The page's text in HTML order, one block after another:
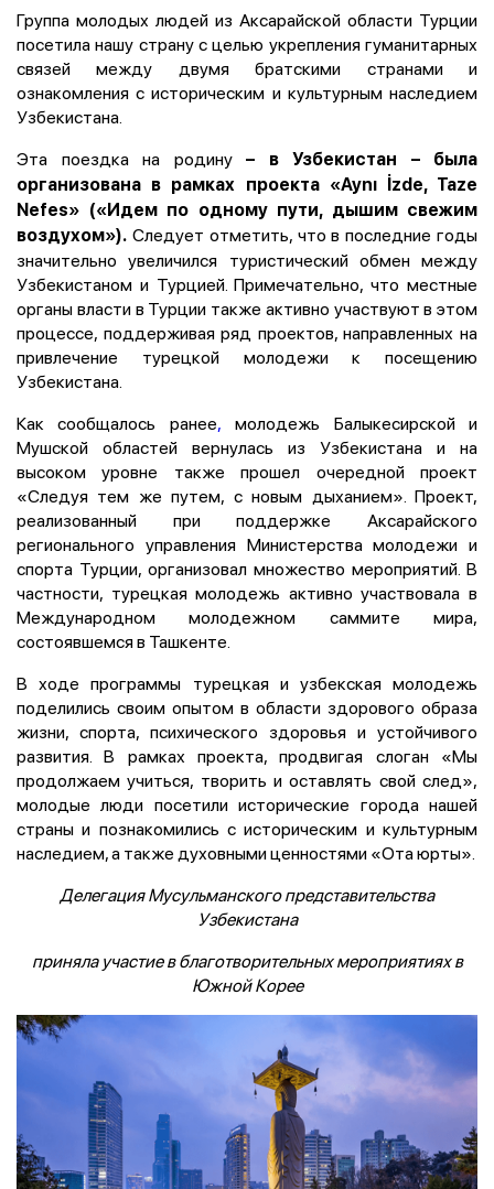
Группа молодых людей из Аксарайской области Турции
посетила нашу страну с целью укрепления гуманитарных
связей между двумя братскими странами и
ознакомления с историческим и культурным наследием
Узбекистана.
Эта поездка на родину – в Узбекистан – была
организована в рамках проекта «Aynı İzde, Taze
Nefes» («Идем по одному пути, дышим свежим
воздухом»). Следует отметить, что в последние годы
значительно увеличился туристический обмен между
Узбекистаном и Турцией. Примечательно, что местные
органы власти в Турции также активно участвуют в этом
процессе, поддерживая ряд проектов, направленных на
привлечение турецкой молодежи к посещению
Узбекистана.
Как сообщалось ранее, молодежь Балыкесирской и
Мушской областей вернулась из Узбекистана и на
высоком уровне также прошел очередной проект
«Следуя тем же путем, с новым дыханием». Проект,
реализованный при поддержке Аксарайского
регионального управления Министерства молодежи и
спорта Турции, организовал множество мероприятий. В
частности, турецкая молодежь активно участвовала в
Международном молодежном саммите мира,
состоявшемся в Ташкенте.
В ходе программы турецкая и узбекская молодежь
поделились своим опытом в области здорового образа
жизни, спорта, психического здоровья и устойчивого
развития. В рамках проекта, продвигая слоган «Мы
продолжаем учиться, творить и оставлять свой след»,
молодые люди посетили исторические города нашей
страны и познакомились с историческим и культурным
наследием, а также духовными ценностями «Ота юрты».
Делегация Мусульманского представительства
Узбекистана
приняла участие в благотворительных мероприятиях в
Южной Корее